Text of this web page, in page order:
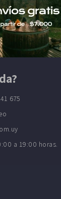
675
a 19:00 horas.